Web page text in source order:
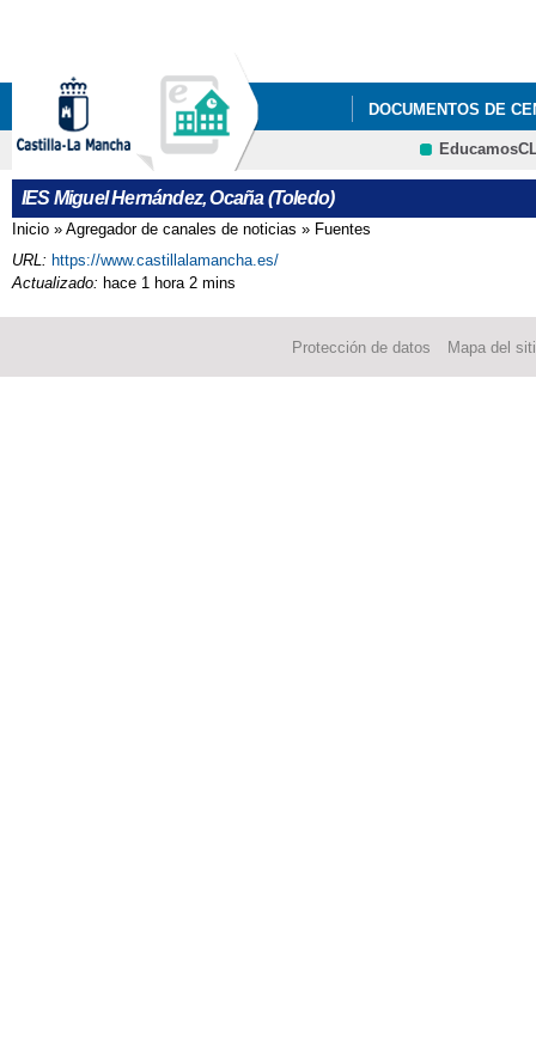
DOCUMENTOS DE
GESTIÓN DE
IES Miguel Hernández, Ocaña (Toledo)
Se encuentra usted aquí
Inicio » Agregador de canales de noticias » Fuentes
URL: https://www.castillalamancha.es/
Actualizado: hace 1 hora 2 mins
Protección de datos Mapa del